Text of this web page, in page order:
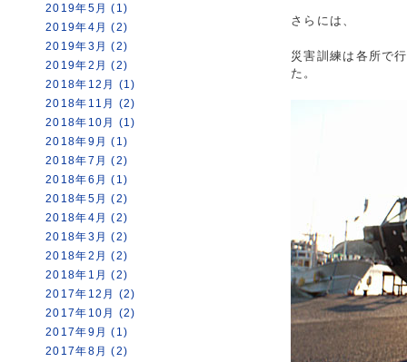
2019年5月 (1)
2019年4月 (2)
2019年3月 (2)
2019年2月 (2)
2018年12月 (1)
2018年11月 (2)
2018年10月 (1)
2018年9月 (1)
2018年7月 (2)
2018年6月 (1)
2018年5月 (2)
2018年4月 (2)
2018年3月 (2)
2018年2月 (2)
2018年1月 (2)
2017年12月 (2)
2017年10月 (2)
2017年9月 (1)
2017年8月 (2)
さらには、
災害訓練は各所で
た。